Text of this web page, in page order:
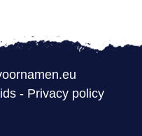
- Privacy policy